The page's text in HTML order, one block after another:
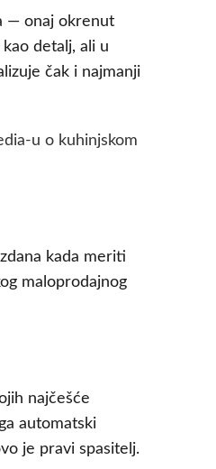
— onaj okrenut
detalj, ali u
čak i najmanji
u o kuhinjskom
kada meriti
maloprodajnog
najčešće
automatski
je pravi spasitelj.